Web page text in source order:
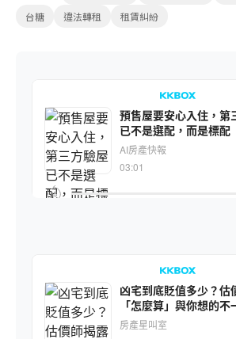
台糖 違法轉租 租賃糾紛